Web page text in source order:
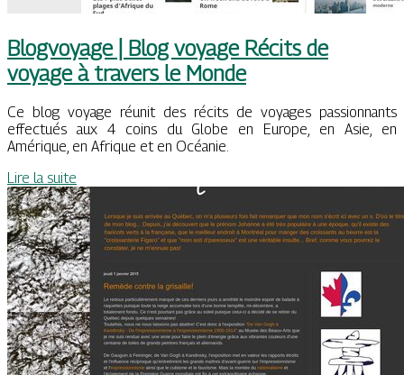
Blogvoyage | Blog voyage Récits de
voyage à travers le Monde
Ce blog voyage réunit des récits de voyages passionnants
effectués aux 4 coins du Globe en Europe, en Asie, en
Amérique, en Afrique et en Océanie.
Lire la suite